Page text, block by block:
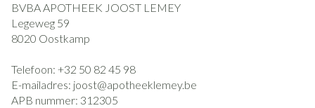
BVBA APOTHEEK JOOST LEMEY
Legeweg 59
8020 Oostkamp
Telefoon: +32 50 82 45 98
E-mailadres: joost@apotheeklemey.be
APB nummer: 312305